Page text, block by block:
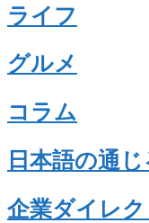
ライフ
グルメ
コラム
日本語の通
企業ダイレ